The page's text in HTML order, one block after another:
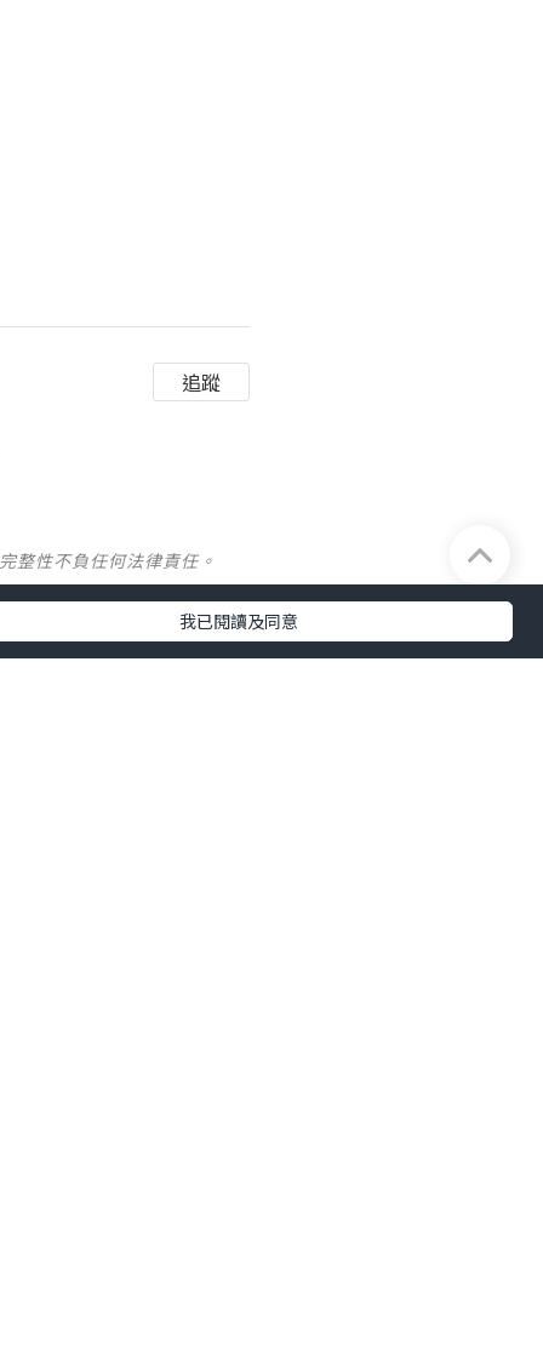
追蹤
整性不負任何法律責任。
我已閱讀及同意